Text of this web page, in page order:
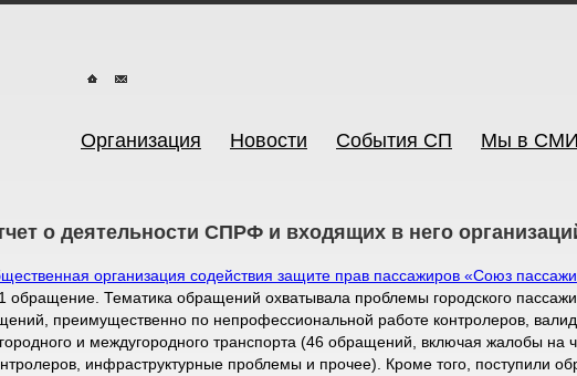
Организация Новости События СП Мы в СМИ
о деятельности СПРФ и входящих в него
организация содействия защите прав пассажиров «Союз
обращение. Тематика обращений охватывала проблемы городского
преимущественно по непрофессиональной работе контролеров,
и междугородного транспорта (46 обращений, включая жалобы на
инфраструктурные проблемы и прочее). Кроме того, поступили